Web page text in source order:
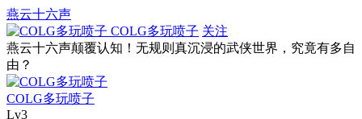
燕云十六声
COLG多玩喷子 关注
燕云十六声颠覆认知！无规则真沉浸的武侠世界，究竟有多自
由？
COLG多玩喷子
Lv3